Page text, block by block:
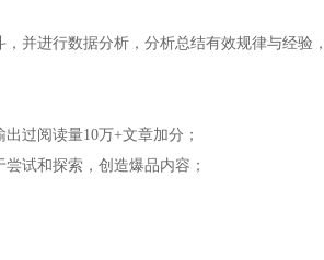
并进行数据分析，分析总结有效规律与经
过阅读量10万+文章加分；
试和探索，创造爆品内容；